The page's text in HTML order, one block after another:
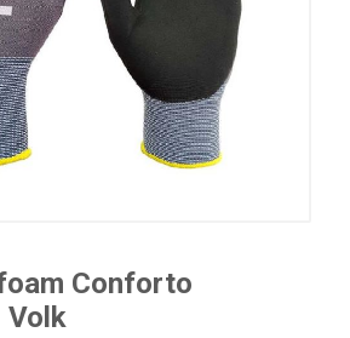
Conforto
Volk